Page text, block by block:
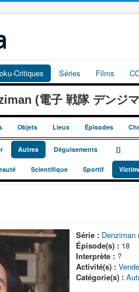
Critiques Séries Films
(電子 戦隊 デンジ
Objets Lieux Épisodes
Autres Déguisements []
Scientifique Sportif
Série : Denziman
Épisode(s) :18
Interprète :?
Activité(s) :
Catégorie(s) :